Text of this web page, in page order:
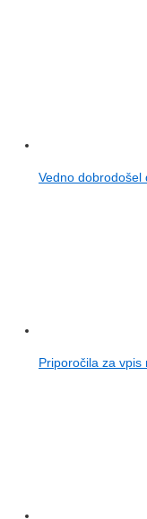
Vedno dobrodošel
Priporočila za vpis